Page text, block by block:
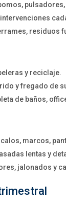
residuos
y reciclaje.
y fregado de
de baños,
marcos,
lentas y
jalonados y